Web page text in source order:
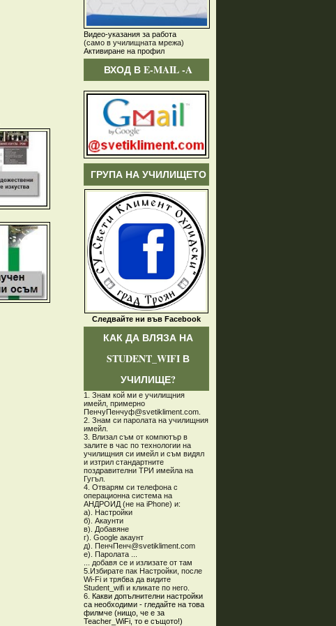
Видео-указания за работа
(само в училищната мрежа)
Активиране на профил
ВХОД В E-MAIL -A
ГРУПА НА УЧИЛИЩЕТО
Следвайте ни във Facebook
КАК ДА ВЛЯЗА НА
STUDENT_WIFI В
УЧИЛИЩЕ?
1. Знам кой ми е училищния
имейл, примерно
ПенчуПенчуф@svetikliment.com.
2. Знам си паролата на училищния
имейл.
3. Влизал съм от компютър в
залите в час по технологии на
училищния си имейл и съм видял
и изтрил стандартните
поздравителни ТРИ имейла на
Гугъл.
4. Отварям си телефона с
операционна система на
АНДРОИД (не на iPhone) и:
а). Настройки
б). Акаунти
в). Добавяне
г). Google акаунт
д). ПенчПенч@svetikliment.com
е). Паролата ...
... добавя се и излизате от там
5.Избирате пак Настройки, после
Wi-Fi и трябва да видите
Student_wifi и кликате по него.
6. Какви допълнителни настройки
са необходими - гледайте на това
филмче (нищо, че е за
Teacher_WiFi, то е същото!)